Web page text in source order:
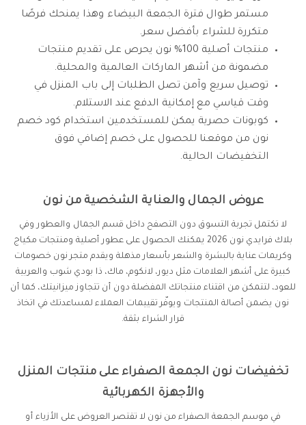
مستمر طوال فترة الجمعة البيضاء وهذا يمنحك فرصًا
متكررة للشراء بأفضل سعر.
منتجات أصلية 100% نون يحرص على تقديم منتجات
مضمونة من أشهر الماركات العالمية والمحلية.
توصيل سريع وآمن تصل الطلبات إلى باب المنزل في
وقت قياسي مع إمكانية الدفع عند الاستلام.
كوبونات حصرية يمكن للمستخدمين استخدام كود خصم
نون من موقعنا للحصول على خصم إضافي فوق
التخفيضات الحالية.
عروض الجمال والعناية الشخصية من نون
لا تكتمل تجربة التسوق دون التصفح داخل قسم الجمال والعطور وفي
بلاك فرايدي نون 2026 يمكنك الحصول على عطور أصلية ومنتجات مكياج
وكريمات عناية بالبشرة والشعر بأسعار مذهلة ويقدم متجر نون خصومات
كبيرة على أشهر العلامات مثل ديور، لانكوم، ماك، ذا بودي شوب والعربية
للعود، لتتمكن من اقتناء منتجاتك المفضلة دون أن تتجاوز ميزانيتك، كما أن
نون يضمن أصالة المنتجات ويوفّر تقييمات العملاء لمساعدتك في اتخاذ
قرار الشراء بثقة.
تخفيضات نون الجمعة الصفراء على منتجات المنزل
والأجهزة الكهربائية
في موسم الجمعة الصفراء من نون لا تقتصر العروض على الأزياء أو